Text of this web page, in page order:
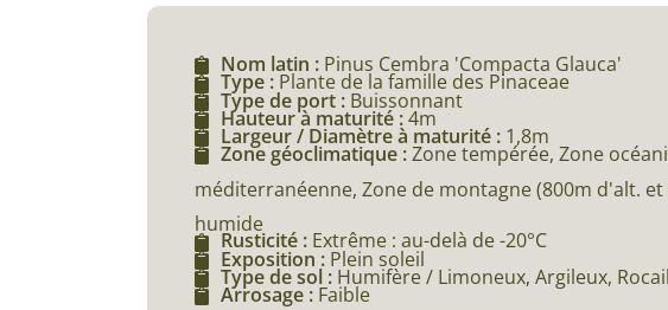
Nom latin : Pinus Cembra 'Compacta Glauca'
Type : Plante de la famille des Pinaceae
Type de port : Buissonnant
Hauteur à maturité :4m
Largeur / Diamètre à maturité : 1,8m
Zone géoclimatique :Zone tempérée, Zone
méditerranéenne, Zone de montagne (800m d'alt. et
humide
Rusticité : Extrême : au-delà de -20°C
Exposition : Plein soleil
Type de sol : Humifère / Limoneux, Argileux,
Arrosage : Faible